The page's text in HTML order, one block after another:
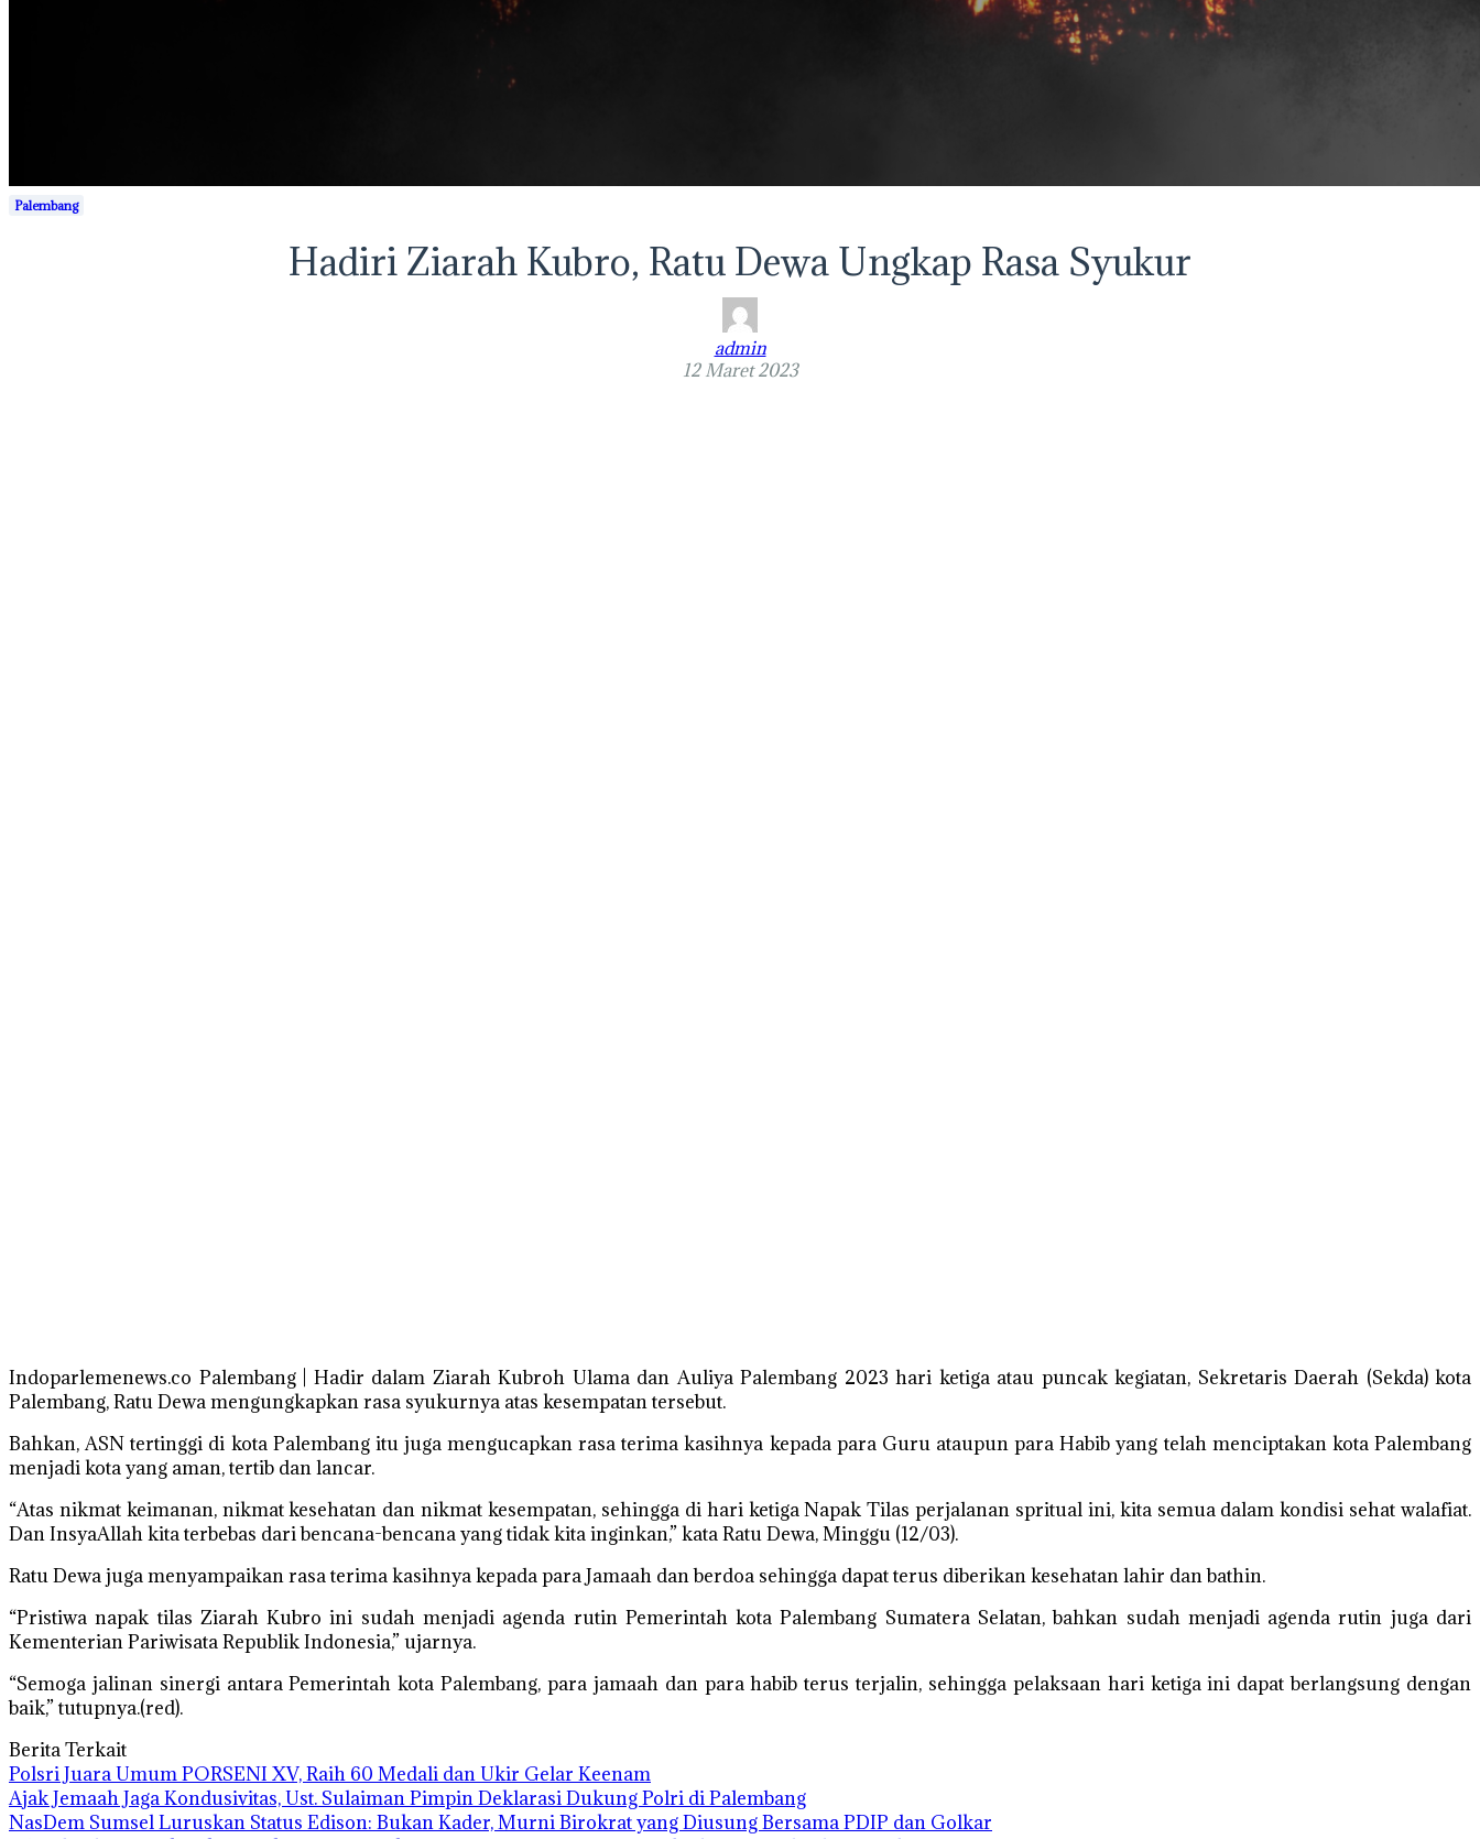
Palembang
Hadiri Ziarah Kubro, Ratu Dewa Ungkap Rasa Syukur
admin
12 Maret 2023
Indoparlemenews.co Palembang | Hadir dalam Ziarah Kubroh Ulama dan Auliya Palembang 2023 hari ketiga atau puncak kegiatan, Sekretaris Daerah (Sekda) kota
Palembang, Ratu Dewa mengungkapkan rasa syukurnya atas kesempatan tersebut.
Bahkan, ASN tertinggi di kota Palembang itu juga mengucapkan rasa terima kasihnya kepada para Guru ataupun para Habib yang telah menciptakan kota Palembang
menjadi kota yang aman, tertib dan lancar.
“Atas nikmat keimanan, nikmat kesehatan dan nikmat kesempatan, sehingga di hari ketiga Napak Tilas perjalanan spritual ini, kita semua dalam kondisi sehat walafiat.
Dan InsyaAllah kita terbebas dari bencana-bencana yang tidak kita inginkan,” kata Ratu Dewa, Minggu (12/03).
Ratu Dewa juga menyampaikan rasa terima kasihnya kepada para Jamaah dan berdoa sehingga dapat terus diberikan kesehatan lahir dan bathin.
“Pristiwa napak tilas Ziarah Kubro ini sudah menjadi agenda rutin Pemerintah kota Palembang Sumatera Selatan, bahkan sudah menjadi agenda rutin juga dari
Kementerian Pariwisata Republik Indonesia,” ujarnya.
“Semoga jalinan sinergi antara Pemerintah kota Palembang, para jamaah dan para habib terus terjalin, sehingga pelaksaan hari ketiga ini dapat berlangsung dengan
baik,” tutupnya.(red).
Berita Terkait
Polsri Juara Umum PORSENI XV, Raih 60 Medali dan Ukir Gelar Keenam
Ajak Jemaah Jaga Kondusivitas, Ust. Sulaiman Pimpin Deklarasi Dukung Polri di Palembang
NasDem Sumsel Luruskan Status Edison: Bukan Kader, Murni Birokrat yang Diusung Bersama PDIP dan Golkar